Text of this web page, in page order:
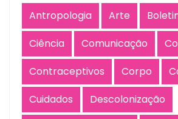
Antropologia Arte
Ciência
Comunicação
Contraceptivos
Corpo
Cuidados
Descolonização